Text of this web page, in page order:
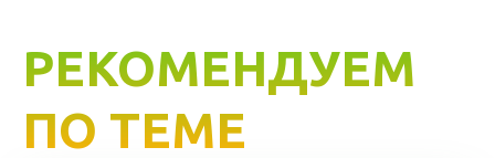
РЕКОМЕНДУЕМ
ПО ТЕМЕ